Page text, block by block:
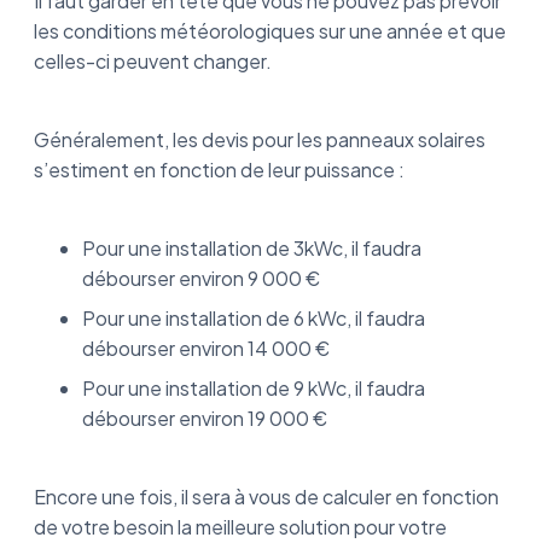
les conditions météorologiques sur une année et que
celles-ci peuvent changer.
Généralement, les devis pour les panneaux solaires
s’estiment en fonction de leur puissance :
Pour une installation de 3kWc, il faudra
débourser environ 9 000 €
Pour une installation de 6 kWc, il faudra
débourser environ 14 000 €
Pour une installation de 9 kWc, il faudra
débourser environ 19 000 €
Encore une fois, il sera à vous de calculer en fonction
de votre besoin la meilleure solution pour votre